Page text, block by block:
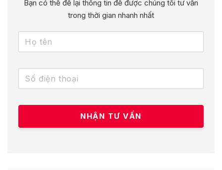
Bạn có thể để lại thông tin để được chúng tôi tư vấn
trong thời gian nhanh nhất